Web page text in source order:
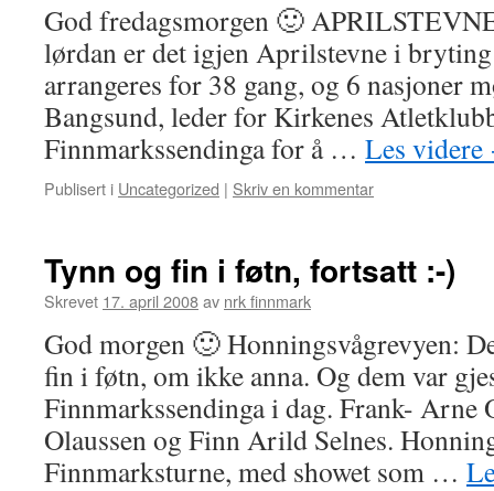
God fredagsmorgen 🙂
lørdan er det igjen Aprilstevne i
arrangeres for 38 gang, og 6 nasjoner
Bangsund, leder for Kirkenes
Finnmarkssendinga for å … Les videre
Publisert i Uncategorized | Skriv en kommentar
Tynn og fin i føtn, fortsatt :-)
Skrevet 17. april 2008av nrk finnmark
God morgen 🙂 Honningsvågrevyen:
fin i føtn, om ikke anna. Og dem var
Finnmarkssendinga i dag. Frank- Arne
Olaussen og Finn Arild Selnes.
Finnmarksturne, med showet som …